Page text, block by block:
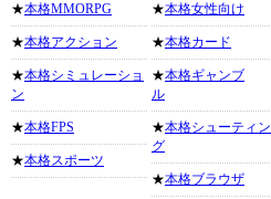
★本格MMORPG
★本格アクション
★本格シミュレーショ
ン
★本格FPS
★本格スポーツ
★本格女性向け
★本格カード
★本格ギャンブ
ル
★本格シューティン
グ
★本格ブラウザ